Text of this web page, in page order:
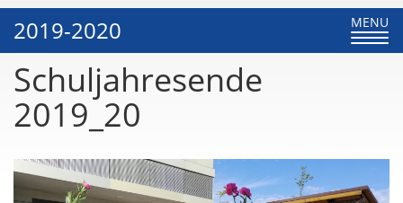
2019-2020
Toggle
MENU
Schuljahresende
2019_20